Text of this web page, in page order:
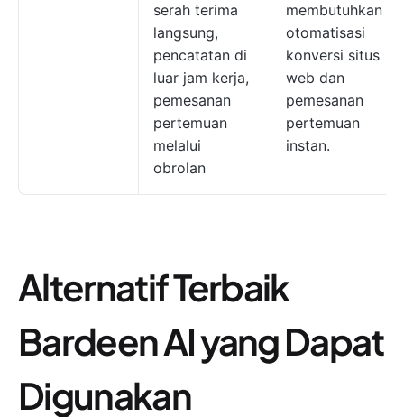
serah terima
langsung,
pencatatan di
luar jam kerja,
pemesanan
pertemuan
melalui
obrolan
membutuhkan
otomatisasi
konversi situs
web dan
pemesanan
pertemuan
instan.
Alternatif Terbaik
Bardeen AI yang Dapat
Digunakan